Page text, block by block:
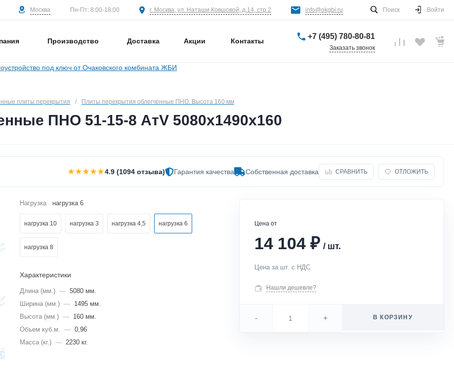
Москва Пн-Пт: 8:00-18:00 г. Москва, ул. Наташи Ковшовой, д.14, стр.2 info@okgbi.ru Поиск Войти
Производство Доставка Акции Контакты
+7 (495) 780-80-81
Заказать звонок
плиты перекрытия / Плиты перекрытия облегченные ПНО. Высота 160 мм
ПНО 51-15-8 АтV 5080х1490х160
★★★★★4.9 (1094 отзыва) Гарантия качества Собственная доставка СРАВНИТЬ ОТЛОЖИТЬ
Нагрузка нагрузка 6
нагрузка 10 нагрузка 3 нагрузка 4,5 нагрузка 6
нагрузка 8
Характеристики
Длина (мм.) — 5080 мм.
Ширина (мм.) —
1495 мм.
Высота (мм.) —
160 мм.
Объем куб.м. — 0,96
Масса (кг.) — 2230 кг.
Цена от
14 104₽ / шт.
Цена за шт. с НДС
Нашли дешевле?
- + В КОРЗИНУ